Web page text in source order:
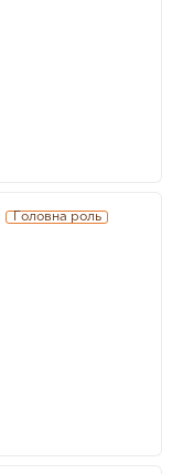
Головна роль